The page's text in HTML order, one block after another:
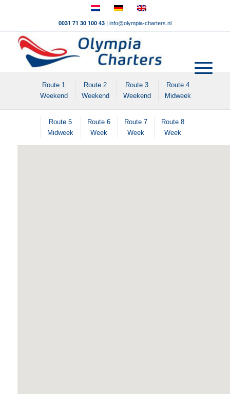
0031 71 30 100 43 | info@olympia-charters.nl
Route 1
Weekend
Route 2
Weekend
Route 3
Weekend
Route 4
Midweek
Route 5
Midweek
Route 6
Week
Route 7
Week
Route 8
Week